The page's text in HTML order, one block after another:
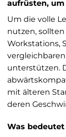
aufrüsten, um
Um die volle
nutzen, sollten
Workstations,
unterstützen.
mit älteren
deren
Was bedeutet